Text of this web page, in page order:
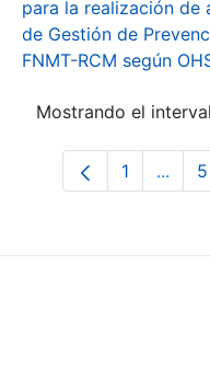
para la realización de
de Gestión de
FNMT-RCM según
Mostrando el
Página
1 ... 5